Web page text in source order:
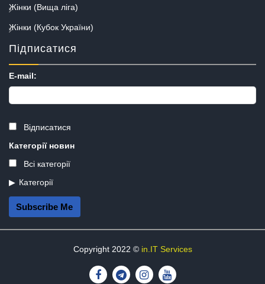
Жінки (Вища ліга)
Жінки (Кубок України)
Підписатися
E-mail:
Відписатися
Категорії новин
Всі категорії
Категорії
Subscribe Me
Copyright 2022 © in.IT Services